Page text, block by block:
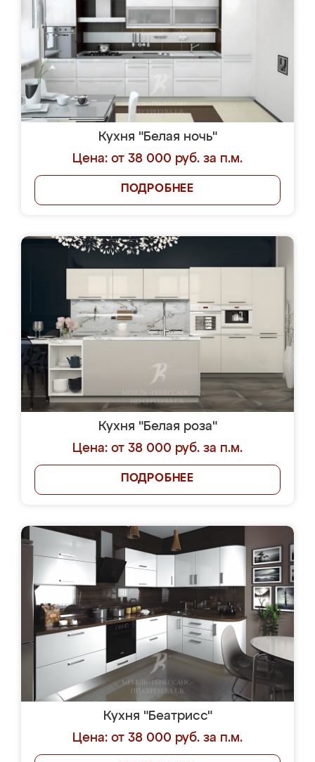
Кухня "Белая ночь"
Цена: от 38 000 руб. за п.м.
ПОДРОБНЕЕ
Кухня "Белая роза"
Цена: от 38 000 руб. за п.м.
ПОДРОБНЕЕ
Кухня "Беатрисс"
Цена: от 38 000 руб. за п.м.